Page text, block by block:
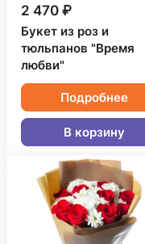
2 470 ₽
Букет из роз и
тюльпанов "Время
любви"
Подробнее
В корзину